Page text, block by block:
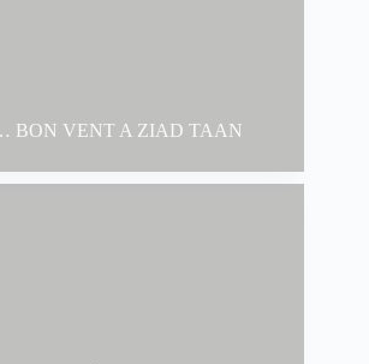
BON VENT A ZIAD TAAN